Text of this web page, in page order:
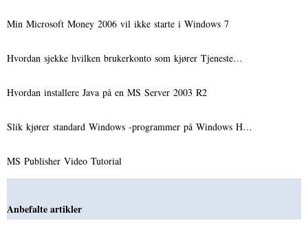
Min Microsoft Money 2006 vil ikke starte i Windows 7
Hvordan sjekke hvilken brukerkonto som kjører Tjeneste…
Hvordan installere Java på en MS Server 2003 R2
Slik kjører standard Windows -programmer på Windows H…
MS Publisher Video Tutorial
Anbefalte artikler